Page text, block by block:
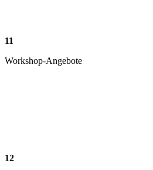
11
Workshop-Angebote
12